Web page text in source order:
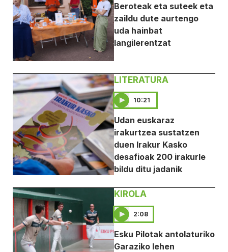
Beroteak eta suteek eta
zaildu dute aurtengo
uda hainbat
langilerentzat
LITERATURA
10:21
Udan euskaraz
irakurtzea sustatzen
duen Irakur Kasko
desafioak 200 irakurle
bildu ditu jadanik
KIROLA
2:08
Esku Pilotak antolaturiko
Garaziko lehen